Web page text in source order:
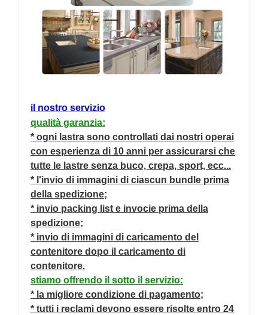
il nostro servizio
qualità garanzia:
* ogni lastra sono controllati dai nostri operai
con esperienza di 10 anni per assicurarsi che
tutte le lastre senza buco, crepa, sport, ecc...
* l'invio di immagini di ciascun bundle prima
della spedizione;
* invio packing list e invocie prima della
spedizione;
* invio di immagini di caricamento del
contenitore dopo il caricamento di
contenitore.
stiamo offrendo il sotto il servizio:
* la migliore condizione di pagamento;
* tutti i reclami devono essere risolte entro 24